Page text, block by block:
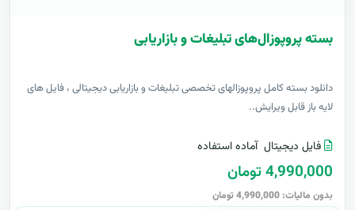
بسته پروپوزال‌های تبلیغات و بازاریابی
دانلود بسته کامل پروپوزالهای تخصصی تبلیغات و بازاریابی دیجیتالی ، فایل های
لایه باز قابل ویرایش..
فایل دیجیتال آماده استفاده
4,990,000 تومان
بدون مالیات: 4,990,000 تومان